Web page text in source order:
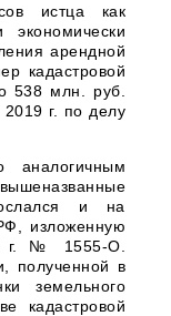
истца как
арендной
кадастровой
538 млн. руб.
г. по делу
аналогичным
и на
изложенную
г. № 1555-О.
полученной в
земельного
кадастровой